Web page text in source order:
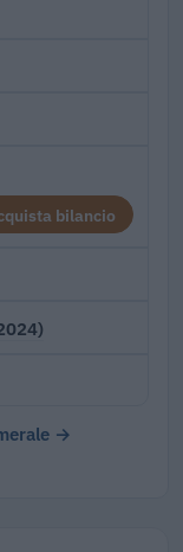
bilancio
→